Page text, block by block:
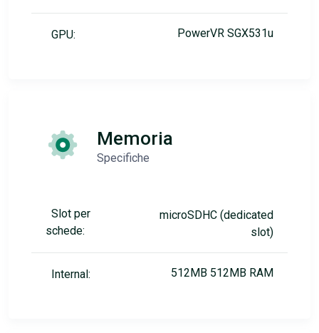
GPU: PowerVR SGX531u
Memoria
Specifiche
Slot per
schede:
microSDHC (dedicated
slot)
Internal: 512MB 512MB RAM